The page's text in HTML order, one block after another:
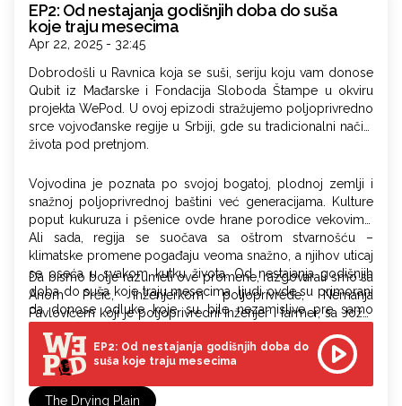
EP2: Od nestajanja godišnjih doba do suša
koje traju mesecima
Apr 22, 2025 - 32:45
Dobrodošli u Ravnica koja se suši, seriju koju vam donose
Qubit iz Mađarske i Fondacija Sloboda Štampe u okviru
projekta WePod. U ovoj epizodi stražujemo poljoprivredno
srce vojvođanske regije u Srbiji, gde su tradicionalni načini
života pod pretnjom.
Vojvodina je poznata po svojoj bogatoj, plodnoj zemlji i
snažnoj poljoprivrednoj baštini već generacijama. Kulture
poput kukuruza i pšenice ovde hrane porodice vekovima.
Ali sada, regija se suočava sa oštrom stvarnošću –
klimatske promene pogađaju veoma snažno, a njihov uticaj
se oseća u svakom kutku života. Od nestajanja godišnjih
doba do suša koje traju mesecima, ljudi ovde su primorani
da donose odluke koje su bile nezamislive pre samo
nekoliko decenija.
Da bismo bolje razumeli ove promene, razgovarali smo sa
Anom Prćić, inženjerkom poljoprivrede, Nemanja
Pavlovićem koji je poljoprivredni inženjer i farmer, sa Jožef
Šandorom, direktorom zemljoradničke zadruge i Erne
Buranjom, poljoprivrednikom iz Sente.
EP2: Od nestajanja godišnjih doba do
suša koje traju mesecima
The Drying Plain